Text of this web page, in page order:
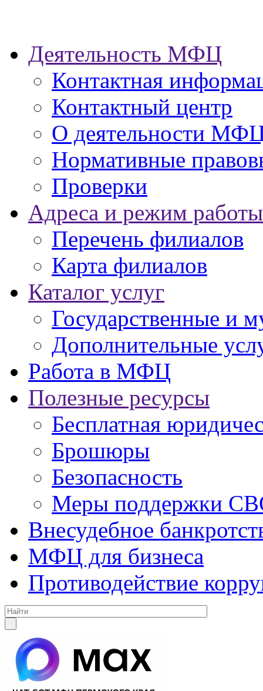
Деятельность МФЦ
Контактная
Контактный центр
О деятельности
Нормативные
Проверки
Адреса и режим работы
Перечень филиалов
Карта филиалов
Каталог услуг
Государственные и
Дополнительные
Работа в МФЦ
Полезные ресурсы
Бесплатная
Брошюры
Безопасность
Меры поддержки
Внесудебное
МФЦ для бизнеса
Противодействие